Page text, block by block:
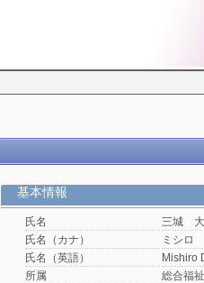
基本情報
氏名
三城
氏名（カナ）
ミシロ
氏名（英語）
Mishiro
所属
総合福